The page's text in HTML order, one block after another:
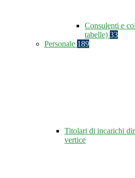
Consulenti e
tabelle) 33
Personale 189
Titolari di incarichi
vertice